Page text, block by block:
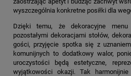
wyszczególnia konkretne posiłki dla
Dzięki temu, że dekoracyjne
pozostałymi dekoracjami stołów,
gości, przyjęcie spotka się z
komunijnych to dodatkowy walor,
uroczystości będą estetyczne,
wyjątkowości okazji. Tak